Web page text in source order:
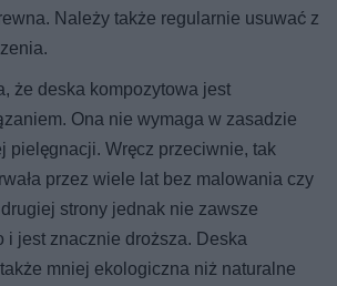
Należy także regularnie usuwać z
że deska kompozytowa jest
Ona nie wymaga w zasadzie
pielęgnacji. Wręcz przeciwnie, tak
przez wiele lat bez malowania czy
strony jednak nie zawsze
i jest znacznie droższa. Deska
mniej ekologiczna niż naturalne